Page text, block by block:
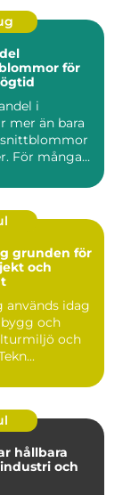
i
mer än bara
För många
och
används idag
och
och
och